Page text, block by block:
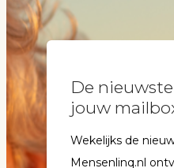
De
jouw
Wekelijks de
Mensenlinq.nl